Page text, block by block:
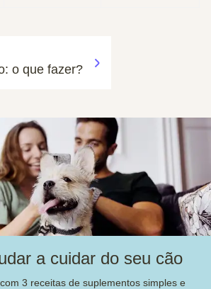
o que fazer?
a cuidar do seu cão
3 receitas de suplementos simples e